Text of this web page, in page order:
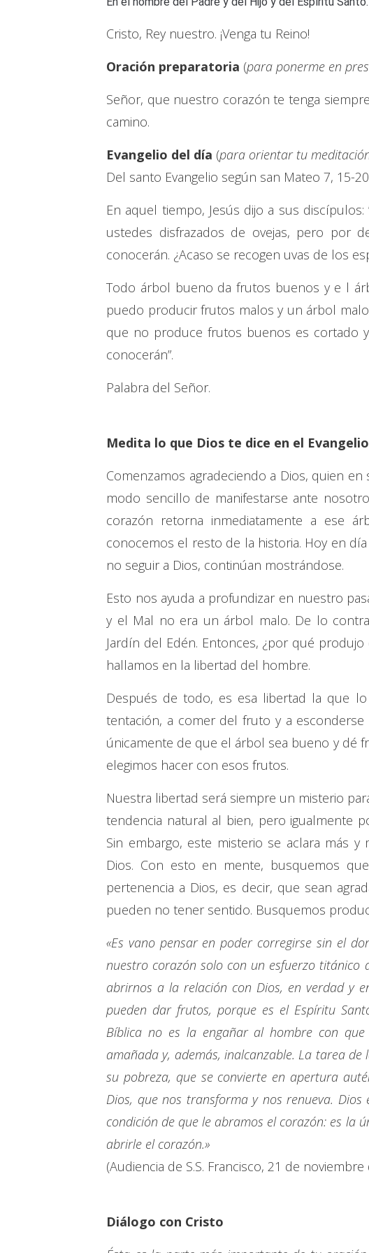
Cristo, Rey nuestro. ¡Venga tu Reino!
Oración preparatoria (para ponerme en
Señor, que nuestro corazón te tenga
camino.
Evangelio del día (para orientar tu
Del santo Evangelio según san Mateo 7, 15-20
En aquel tiempo, Jesús dijo a sus
ustedes disfrazados de ovejas, pero por
conocerán. ¿Acaso se recogen uvas de los
Todo árbol bueno da frutos buenos y e l
puedo producir frutos malos y un árbol
que no produce frutos buenos es cortado
conocerán”.
Palabra del Señor.
Medita lo que Dios te dice en el Evangelio
Comenzamos agradeciendo a Dios, quien
modo sencillo de manifestarse ante
corazón retorna inmediatamente a ese
conocemos el resto de la historia. Hoy en
no seguir a Dios, continúan mostrándose.
Esto nos ayuda a profundizar en nuestro
y el Mal no era un árbol malo. De lo
Jardín del Edén. Entonces, ¿por qué
hallamos en la libertad del hombre.
Después de todo, es esa libertad la que
tentación, a comer del fruto y a
únicamente de que el árbol sea bueno y dé
elegimos hacer con esos frutos.
Nuestra libertad será siempre un misterio
tendencia natural al bien, pero igualmente
Sin embargo, este misterio se aclara más
Dios. Con esto en mente, busquemos
pertenencia a Dios, es decir, que sean
pueden no tener sentido. Busquemos
«Es vano pensar en poder corregirse sin el
nuestro corazón solo con un esfuerzo titánico
abrirnos a la relación con Dios, en verdad y
pueden dar frutos, porque es el Espíritu
Bíblica no es la engañar al hombre con
amañada y, además, inalcanzable. La tarea
su pobreza, que se convierte en apertura
Dios, que nos transforma y nos renueva.
condición de que le abramos el corazón: es la
abrirle el corazón.»
(Audiencia de S.S. Francisco, 21 de noviembre
Diálogo con Cristo